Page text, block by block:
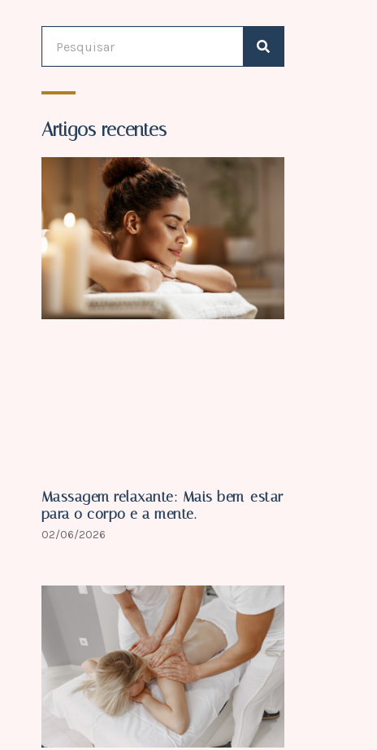
Artigos recentes
Massagem relaxante: Mais bem-estar
para o corpo e a mente.
02/06/2026